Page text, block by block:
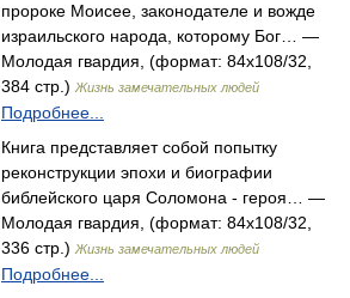
пророке Моисее, законодателе и вожде
израильского народа, которому Бог… —
Молодая гвардия, (формат: 84x108/32,
384 стр.) Жизнь замечательных людей
Подробнее...
Книга представляет собой попытку
реконструкции эпохи и биографии
библейского царя Соломона - героя… —
Молодая гвардия, (формат: 84x108/32,
336 стр.) Жизнь замечательных людей
Подробнее...